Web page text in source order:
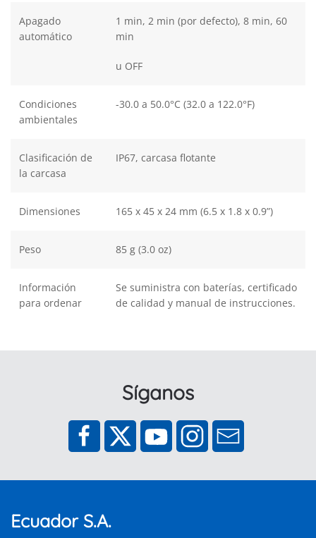
Apagado
automático
1 min, 2 min (por defecto), 8 min, 60
min
u OFF
Condiciones
ambientales
-30.0 a 50.0°C (32.0 a 122.0°F)
Clasificación de
la carcasa
IP67, carcasa flotante
Dimensiones 165 x 45 x 24 mm (6.5 x 1.8 x 0.9”)
Peso 85 g (3.0 oz)
Información
para ordenar
Se suministra con baterías, certificado
de calidad y manual de instrucciones.
Síganos
Ecuador S.A.